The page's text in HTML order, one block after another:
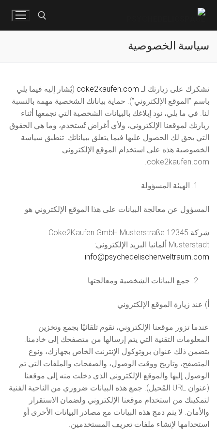
التجاوز
المحتوى
الصفحة الرئيسية
المتجر
Français
Deutsch
Ελληνικά
Magyar
سياسة الخصوصية
نشكرك على زيارتك لـ coke2kaufen.com (يُشار إليه فيما يلي
باسم "الموقع الإلكتروني"). حماية بياناتك الشخصية مهمة بالنسبة
لنا. في ما يلي، نود إبلاغك بالبيانات الشخصية التي نجمعها أثناء
زيارتك لموقعنا الإلكتروني، ولأي أغراض تُستخدم، وما هي الحقوق
التي يحق لك الحصول عليها فيما يتعلق ببياناتك. تنطبق سياسة
الخصوصية هذه على استخدام الموقع الإلكتروني
coke2kaufen.com.
الهيئة المسؤولة
المسؤول عن معالجة البيانات على هذا الموقع الإلكتروني هو
شركة Coke2Kaufen GmbH Musterstraße 12345
Musterstadt ألمانيا البريد الإلكتروني:
info@psychedelischerweltraum.com
جمع البيانات الشخصية ومعالجتها
أ) عند زيارة الموقع الإلكتروني
عندما تزور موقعنا الإلكتروني، نقوم تلقائيًا بجمع وتخزين
المعلومات التقنية التي يتم إرسالها من متصفحك إلى خادمنا.
يتضمن ذلك عنوان بروتوكول الإنترنت الخاص بجهازك، ونوع
المتصفح، وتاريخ ووقت الوصول، والصفحات والملفات التي تم
الوصول إليها والموقع الإلكتروني الذي دخلت منه إلى موقعنا
(عنوان URL المُحيل). جمع هذه البيانات ضروري من الناحية الفنية
لتمكينك من استخدام موقعنا الإلكتروني ولضمان الاستقرار
والأمان. لا يتم دمج هذه البيانات مع مصادر البيانات الأخرى أو
استخدامها لإنشاء ملفات تعريف المستخدمين.